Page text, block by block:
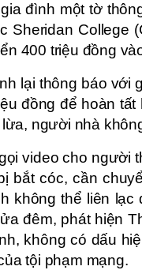
đình một tờ
Sheridan College
400 triệu đồng
lại thông báo với
đồng để hoàn
người nhà
video cho người
bắt cóc, cần
không thể liên
đêm, phát hiện
không có dấu
tội phạm mạng.